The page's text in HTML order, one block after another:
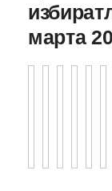
марта